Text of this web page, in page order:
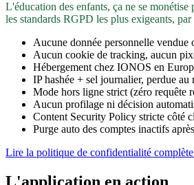
L'éducation des enfants, ça ne se
les standards RGPD les plus exigeants, par
Aucune donnée personnelle vendue
Aucun cookie de tracking, aucun
Hébergement chez IONOS en
IP hashée + sel journalier, perdue au
Mode hors ligne strict (zéro requête
Aucun profilage ni décision
Content Security Policy stricte côté
Purge auto des comptes inactifs
Lire la politique de confidentialité